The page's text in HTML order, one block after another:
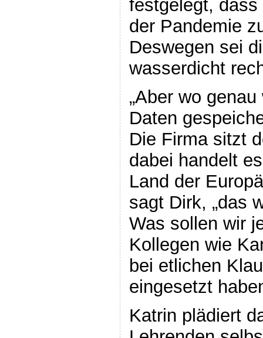
festgelegt,
der Pandemie
Deswegen sei
wasserdicht
„Aber wo
Daten
Die Firma sitzt
dabei handelt
Land der
sagt Dirk, „das
Was sollen wir
Kollegen wie
bei etlichen
eingesetzt
Katrin plädiert